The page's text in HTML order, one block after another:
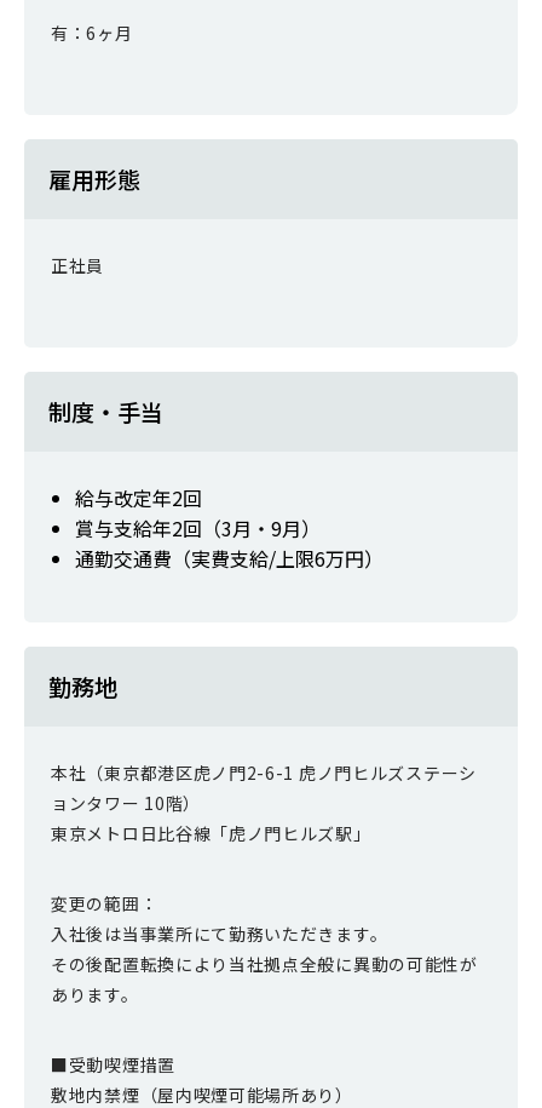
有：6ヶ月
雇用形態
正社員
制度・手当
給与改定年2回
賞与支給年2回（3月・9月）
通勤交通費（実費支給/上限6万円）
勤務地
本社（東京都港区虎ノ門2-6-1 虎ノ門ヒルズステーシ
ョンタワー 10階）
東京メトロ日比谷線「虎ノ門ヒルズ駅」
変更の範囲：
入社後は当事業所にて勤務いただきます。
その後配置転換により当社拠点全般に異動の可能性が
あります。
■受動喫煙措置
敷地内禁煙（屋内喫煙可能場所あり）